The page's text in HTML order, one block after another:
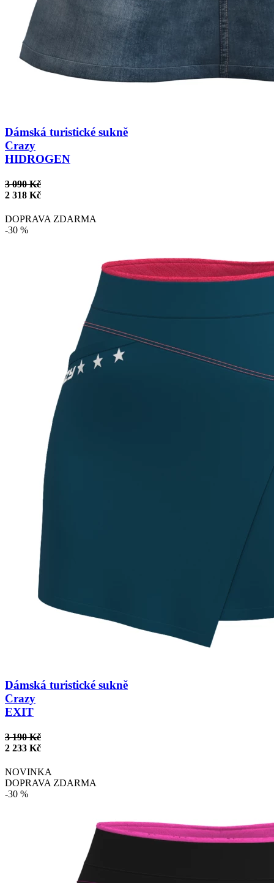
Dámská turistické sukně
Crazy
HIDROGEN
3 090 Kč
2 318 Kč
DOPRAVA ZDARMA
-30 %
Dámská turistické sukně
Crazy
EXIT
3 190 Kč
2 233 Kč
NOVINKA
DOPRAVA ZDARMA
-30 %